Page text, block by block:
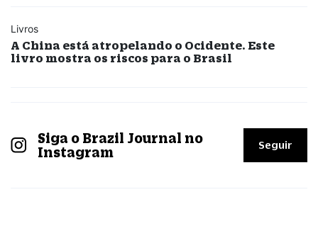
Livros
A China está atropelando o Ocidente. Este
livro mostra os riscos para o Brasil
Siga o Brazil Journal no
Instagram
Seguir